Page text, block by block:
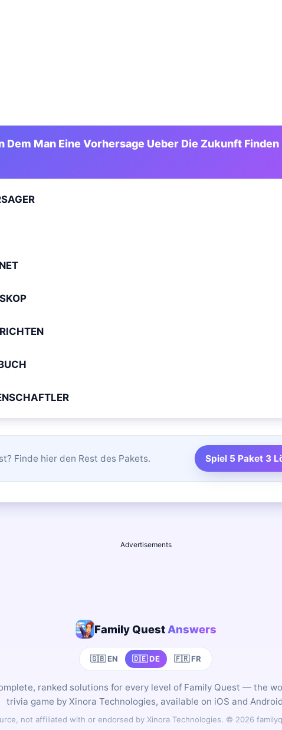
Dem Man Eine Vorhersage Ueber Die Zukunft Finden
Finde hier den Rest des Pakets. Spiel 5 Paket 3
Advertisements
Family Quest Answers
🇬🇧 EN 🇩🇪 DE 🇫🇷 FR
ranked solutions for every level of Family Quest — the
trivia game by Xinora Technologies, available on iOS and
not affiliated with or endorsed by Xinora Technologies. © 2026